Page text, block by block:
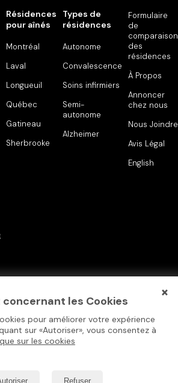
×
les Cookies
pour améliorer votre expérience
sur «Autoriser», vous consentez à
sur les cookies
Refuser
Résidences
pour aînés
Montréal
Laval
Longueuil
Québec
Gatineau
Sherbrooke
Types de
résidences
Autonome
Convalescence
Soins infirmiers
Semi-
autonome
Alzheimer
Formulaire
de
comparaison
des
résidences
À Propos
Annoncer
chez nous
Nous Joindre
Avis Légal
English